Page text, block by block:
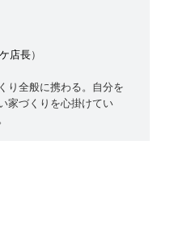
店長）
り全般に携わる。自分を
家づくりを心掛けてい